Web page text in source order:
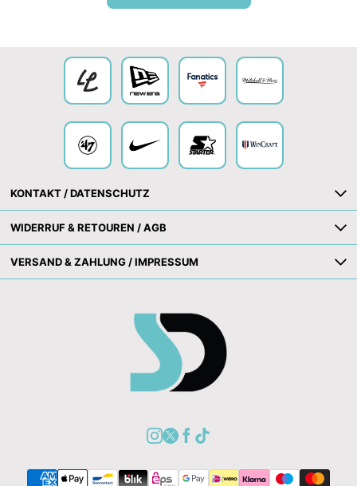
KONTAKT / DATENSCHUTZ
WIDERRUF & RETOUREN / AGB
VERSAND & ZAHLUNG / IMPRESSUM